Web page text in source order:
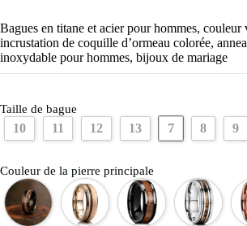
Bagues en titane et acier pour hommes, couleur
incrustation de coquille d’ormeau colorée,
inoxydable pour hommes, bijoux de mariage
Taille de bague
10 11 12 13 7 8 9
Couleur de la pierre principale